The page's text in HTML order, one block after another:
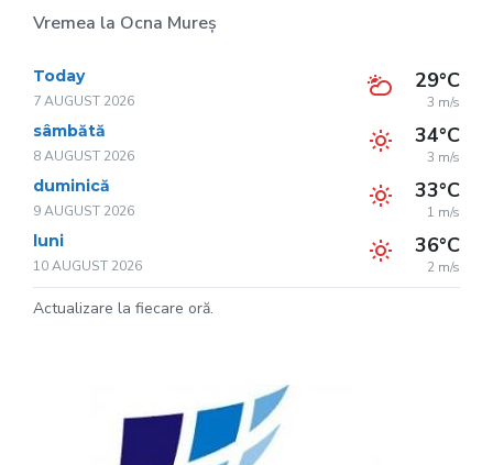
Vremea la Ocna Mureș
Today
7 AUGUST 2026
29°C
3 m/s
sâmbătă
8 AUGUST 2026
34°C
3 m/s
duminică
9 AUGUST 2026
33°C
1 m/s
luni
10 AUGUST 2026
36°C
2 m/s
Actualizare la fiecare oră.